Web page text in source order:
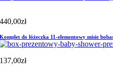
440,00zł
Komplet do łóżeczka 11-elementowy misie
137,00zł